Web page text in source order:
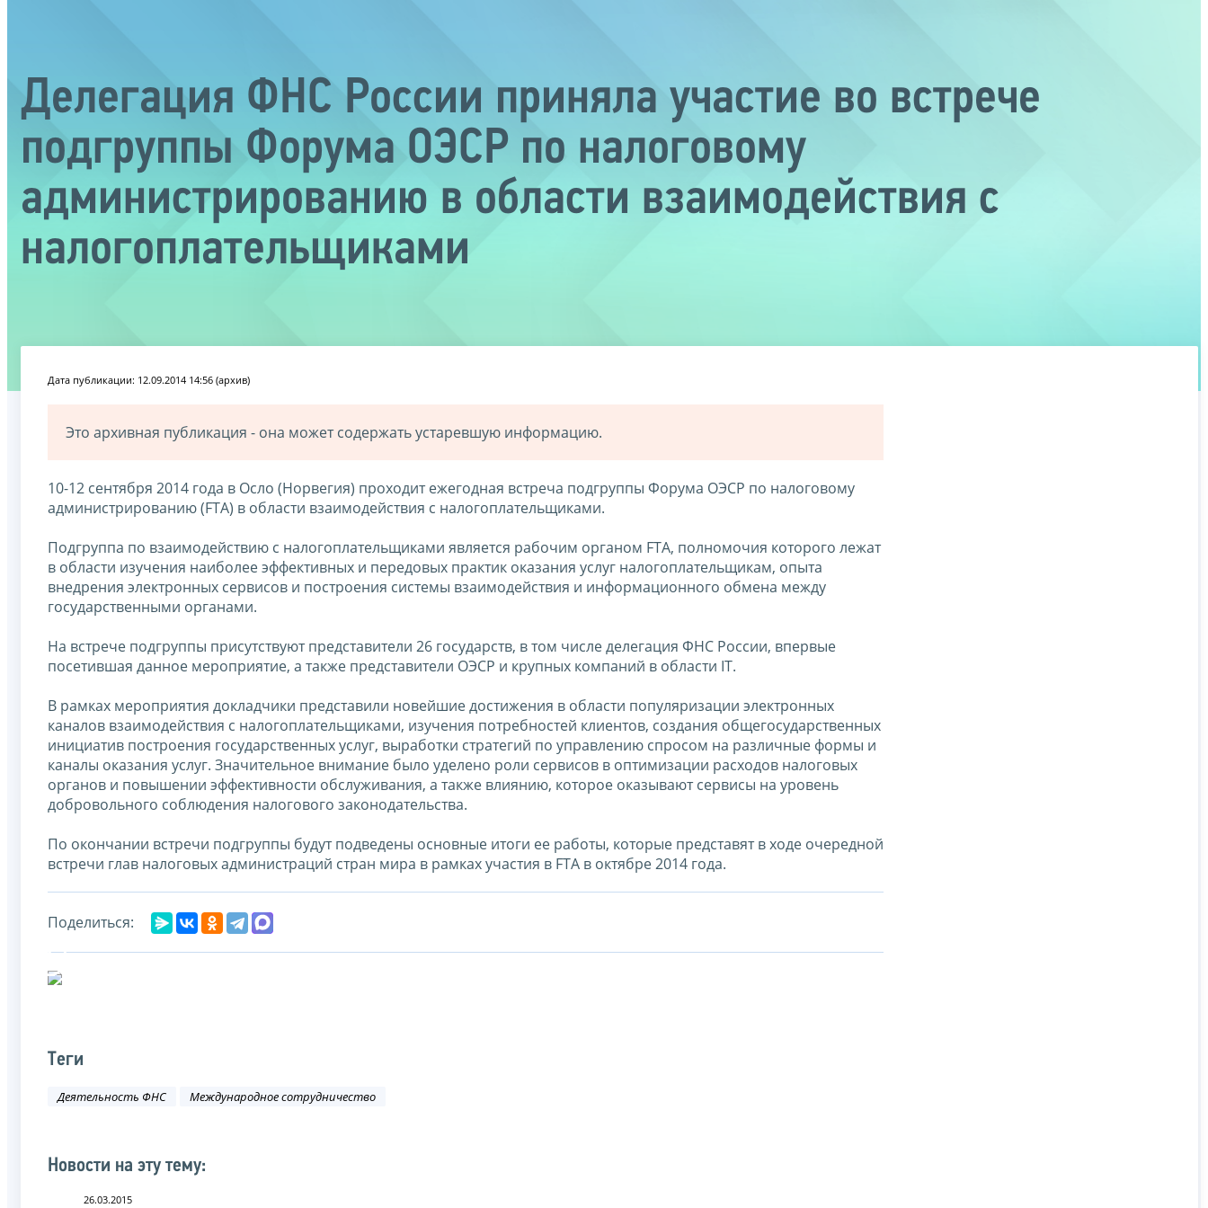
Делегация ФНС России приняла участие во встрече
подгруппы Форума ОЭСР по налоговому
администрированию в области взаимодействия с
налогоплательщиками
Дата публикации: 12.09.2014 14:56 (архив)
Это архивная публикация - она может содержать устаревшую информацию.
10-12 сентября 2014 года в Осло (Норвегия) проходит ежегодная встреча подгруппы Форума ОЭСР по налоговому
администрированию (FTA) в области взаимодействия с налогоплательщиками.
Подгруппа по взаимодействию с налогоплательщиками является рабочим органом FTA, полномочия которого лежат
в области изучения наиболее эффективных и передовых практик оказания услуг налогоплательщикам, опыта
внедрения электронных сервисов и построения системы взаимодействия и информационного обмена между
государственными органами.
На встрече подгруппы присутствуют представители 26 государств, в том числе делегация ФНС России, впервые
посетившая данное мероприятие, а также представители ОЭСР и крупных компаний в области IT.
В рамках мероприятия докладчики представили новейшие достижения в области популяризации электронных
каналов взаимодействия с налогоплательщиками, изучения потребностей клиентов, создания общегосударственных
инициатив построения государственных услуг, выработки стратегий по управлению спросом на различные формы и
каналы оказания услуг. Значительное внимание было уделено роли сервисов в оптимизации расходов налоговых
органов и повышении эффективности обслуживания, а также влиянию, которое оказывают сервисы на уровень
добровольного соблюдения налогового законодательства.
По окончании встречи подгруппы будут подведены основные итоги ее работы, которые представят в ходе очередной
встречи глав налоговых администраций стран мира в рамках участия в FTA в октябре 2014 года.
Поделиться:
Теги
Деятельность ФНС Международное сотрудничество
Новости на эту тему:
26.03.2015